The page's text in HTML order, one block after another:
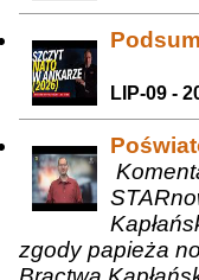
LIP-09 -
zgody papieża